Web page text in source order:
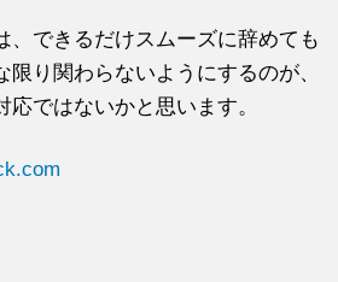
、できるだけスムーズに辞めても
限り関わらないようにするのが、
ではないかと思います。